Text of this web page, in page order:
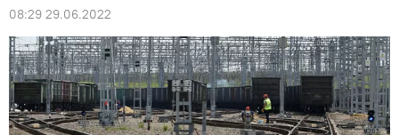
08:29 29.06.2022